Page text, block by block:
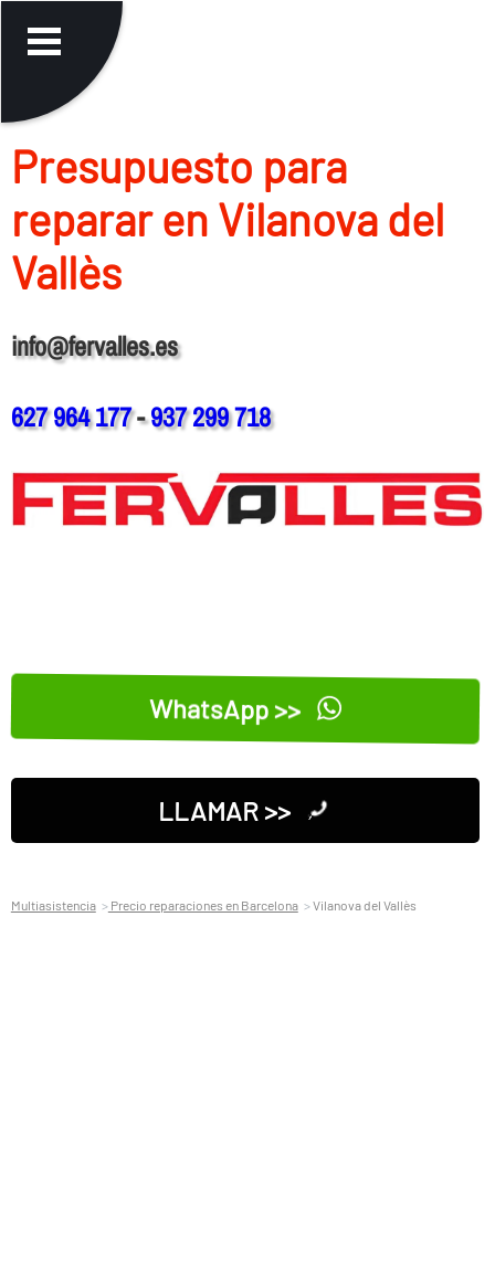
Presupuesto para
reparar en Vilanova del
Vallès
info@fervalles.es
627 964 177-937 299 718
WhatsApp >>
LLAMAR >>
Multiasistencia Precio reparaciones en Barcelona Vilanova del Vallès